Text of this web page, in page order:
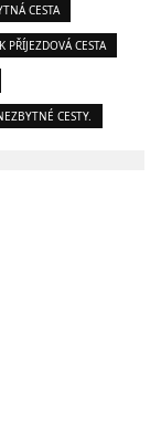
CESTA
PŘÍJEZDOVÁ CESTA
CESTY.